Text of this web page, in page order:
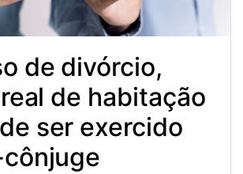
de divórcio,
de habitação
ser exercido